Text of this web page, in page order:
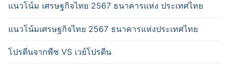
แนวโน้ม เศรษฐกิจไทย 2567 ธนาคารแห่ง ประเทศไทย
แนวโน้มเศรษฐกิจไทย 2567 ธนาคารแห่งประเทศไทย
โปรตีนจากพืช VS เวย์โปรตีน